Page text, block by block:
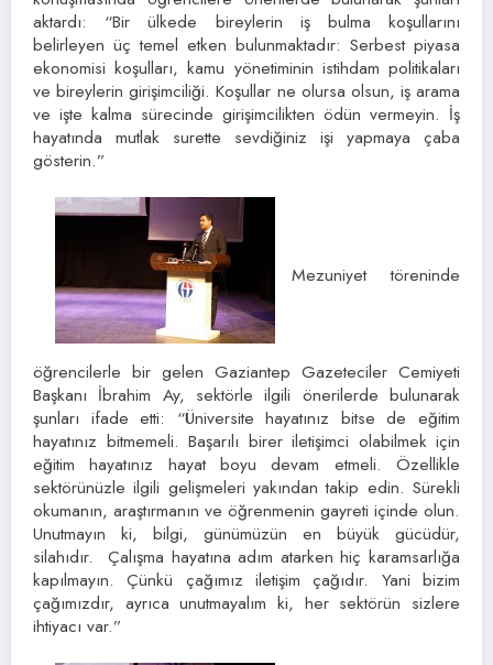
aktardı: “Bir ülkede bireylerin iş bulma koşullarını
belirleyen üç temel etken bulunmaktadır: Serbest piyasa
ekonomisi koşulları, kamu yönetiminin istihdam politikaları
ve bireylerin girişimciliği. Koşullar ne olursa olsun, iş arama
ve işte kalma sürecinde girişimcilikten ödün vermeyin. İş
hayatında mutlak surette sevdiğiniz işi yapmaya çaba
gösterin.”
Mezuniyet töreninde
öğrencilerle bir gelen Gaziantep Gazeteciler Cemiyeti
Başkanı İbrahim Ay, sektörle ilgili önerilerde bulunarak
şunları ifade etti: “Üniversite hayatınız bitse de eğitim
hayatınız bitmemeli. Başarılı birer iletişimci olabilmek için
eğitim hayatınız hayat boyu devam etmeli. Özellikle
sektörünüzle ilgili gelişmeleri yakından takip edin. Sürekli
okumanın, araştırmanın ve öğrenmenin gayreti içinde olun.
Unutmayın ki, bilgi, günümüzün en büyük gücüdür,
silahıdır. Çalışma hayatına adım atarken hiç karamsarlığa
kapılmayın. Çünkü çağımız iletişim çağıdır. Yani bizim
çağımızdır, ayrıca unutmayalım ki, her sektörün sizlere
ihtiyacı var.”